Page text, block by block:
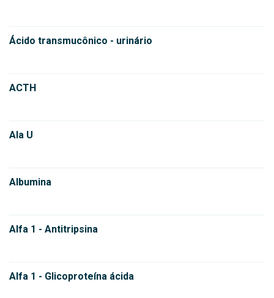
Ácido transmucônico - urinário
ACTH
Ala U
Albumina
Alfa 1 - Antitripsina
Alfa 1 - Glicoproteína ácida